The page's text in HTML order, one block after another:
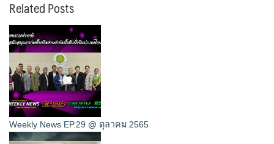
Related Posts
Weekly News EP.29 @ ตุลาคม 2565